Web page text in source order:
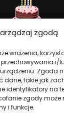
zgodą
wrażenia,
i/
Zgoda
dane, takie jak
identyfikatory na
zgody może
i funkcje.
i